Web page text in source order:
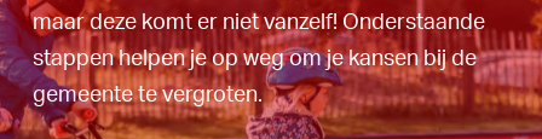
maar deze komt er niet vanzelf! Onderstaande
stappen helpen je op weg om je kansen bij de
gemeente te vergroten.